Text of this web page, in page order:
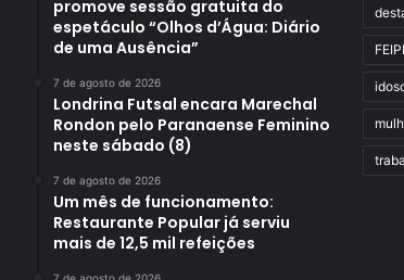
promove sessão gratuita do
espetáculo “Olhos d’Água: Diário
de uma Ausência”
7 de agosto de 2026
Londrina Futsal encara Marechal
Rondon pelo Paranaense Feminino
neste sábado (8)
7 de agosto de 2026
Um mês de funcionamento:
Restaurante Popular já serviu
mais de 12,5 mil refeições